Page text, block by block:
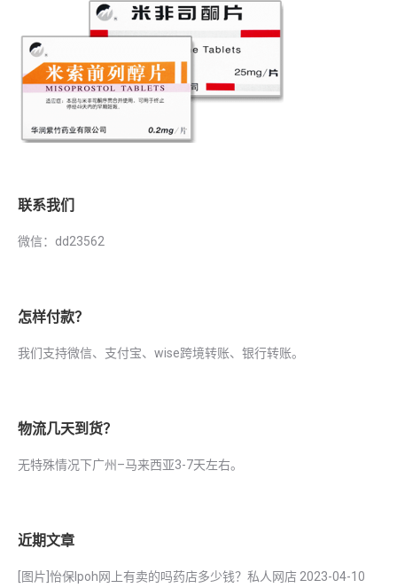
联系我们
微信：dd23562
怎样付款？
我们支持微信、支付宝、wise跨境转账、银行转账。
物流几天到货？
无特殊情况下广州–马来西亚3-7天左右。
近期文章
[图片]怡保lpoh网上有卖的吗药店多少钱？私人网店2023-04-10